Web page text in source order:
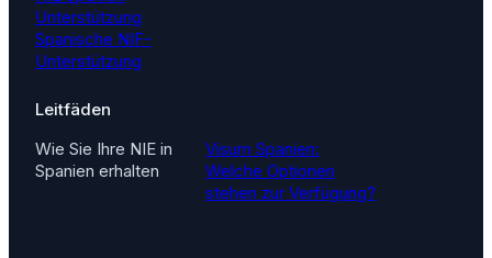
Unterstützung
Spanische NIF-
Unterstützung
Leitfäden
Wie Sie Ihre NIE in
Spanien erhalten
Visum Spanien:
Welche Optionen
stehen zur Verfügung?